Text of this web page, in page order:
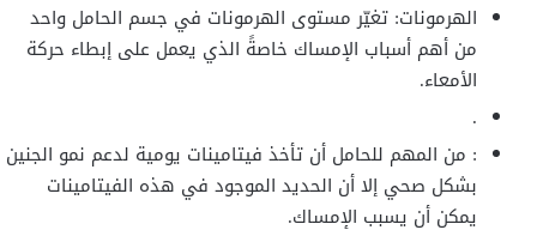
الهرمونات: تغيّر مستوى الهرمونات في جسم الحامل واحد
من أهم أسباب الإمساك خاصةً الذي يعمل على إبطاء حركة
الأمعاء.
.
: من المهم للحامل أن تأخذ فيتامينات يومية لدعم نمو الجنين
بشكل صحي إلا أن الحديد الموجود في هذه الفيتامينات
يمكن أن يسبب الإمساك.